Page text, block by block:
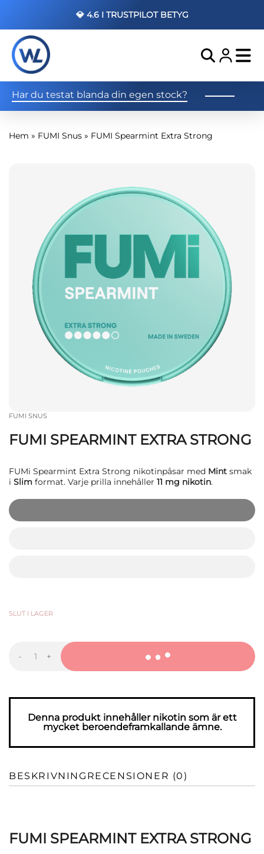
💎 4.6 I TRUSTPILOT BETYG
Har du testat blanda din egen stock?
Hem » FUMI Snus » FUMI Spearmint Extra Strong
FUMI SNUS
FUMI SPEARMINT EXTRA STRONG
FUMi Spearmint Extra Strong nikotinpåsar med Mint smak
i Slim format. Varje prilla innehåller 11 mg nikotin.
-FUMI
Spearmint
mängd
+
Denna produkt innehåller nikotin som är ett
mycket beroendeframkallande ämne.
BESKRIVNING RECENSIONER (0)
FUMI SPEARMINT EXTRA STRONG